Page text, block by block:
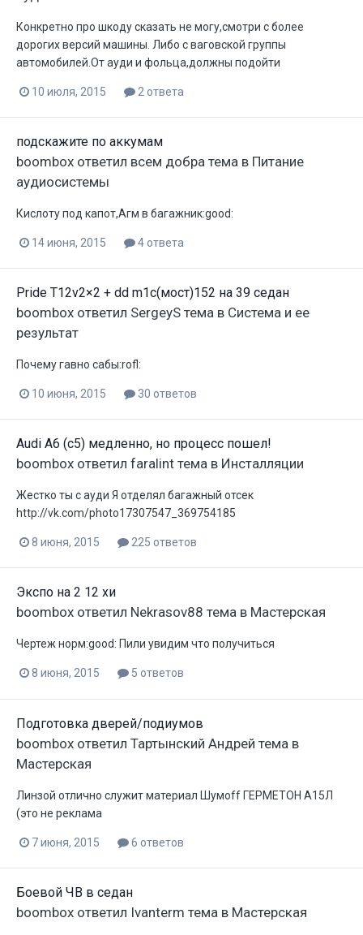
Конкретно про шкоду сказать не могу,смотри с более
дорогих версий машины. Либо с ваговской группы
автомобилей.От ауди и фольца,должны подойти
10 июля, 2015 2 ответа
подскажите по аккумам
boombox ответил всем добра тема в Питание
аудиосистемы
Кислоту под капот,Агм в багажник:good:
14 июня, 2015 4 ответа
Pride T12v2×2 + dd m1c(мост)152 на 39 седан
boombox ответил SergeyS тема в Система и ее
результат
Почему гавно сабы:rofl:
10 июня, 2015 30 ответов
Audi A6 (с5) медленно, но процесс пошел!
boombox ответил faralint тема в Инсталляции
Жестко ты с ауди Я отделял багажный отсек
http://vk.com/photo17307547_369754185
8 июня, 2015 225 ответов
Экспо на 2 12 хи
boombox ответил Nekrasov88 тема в Мастерская
Чертеж норм:good: Пили увидим что получиться
8 июня, 2015 5 ответов
Подготовка дверей/подиумов
boombox ответил Тартынский Андрей тема в
Мастерская
Линзой отлично служит материал Шумoff ГЕРМЕТОН А15Л
(это не реклама
7 июня, 2015 6 ответов
Боевой ЧВ в седан
boombox ответил Ivanterm тема в Мастерская